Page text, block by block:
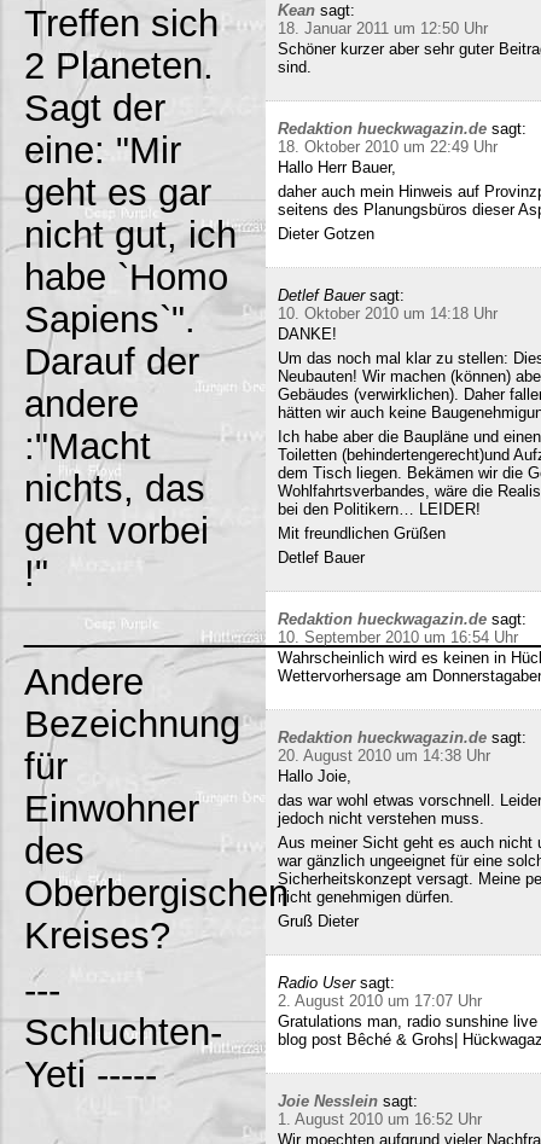
Treffen sich
2 Planeten.
Sagt der
eine: "Mir
geht es gar
nicht gut, ich
habe `Homo
Sapiens`".
Darauf der
andere
:"Macht
nichts, das
geht vorbei
!"
Andere
Bezeichnung
für
Einwohner
des
Oberbergischen
Kreises?
---
Schluchten-
Yeti -----
Kean sagt:
18. Januar 2011 um 12:50 Uhr
Schöner kurzer aber sehr guter
sind.
Redaktion hueckwagazin.de sagt:
18. Oktober 2010 um 22:49 Uhr
Hallo Herr Bauer,
daher auch mein Hinweis auf
seitens des Planungsbüros dieser
Dieter Gotzen
Detlef Bauer sagt:
10. Oktober 2010 um 14:18 Uhr
DANKE!
Um das noch mal klar zu stellen:
Neubauten! Wir machen (können)
Gebäudes (verwirklichen). Daher
hätten wir auch keine
Ich habe aber die Baupläne und
Toiletten (behindertengerecht)und
dem Tisch liegen. Bekämen wir die
Wohlfahrtsverbandes, wäre die
bei den Politikern… LEIDER!
Mit freundlichen Grüßen
Detlef Bauer
Redaktion hueckwagazin.de sagt:
10. September 2010 um 16:54 Uhr
Wahrscheinlich wird es keinen in
Wettervorhersage am
Redaktion hueckwagazin.de sagt:
20. August 2010 um 14:38 Uhr
Hallo Joie,
das war wohl etwas vorschnell.
jedoch nicht verstehen muss.
Aus meiner Sicht geht es auch nicht
war gänzlich ungeeignet für eine
Sicherheitskonzept versagt. Meine
nicht genehmigen dürfen.
Gruß Dieter
Radio User sagt:
2. August 2010 um 17:07 Uhr
Gratulations man, radio sunshine
blog post Bêché & Grohs|
Joie Nesslein sagt:
1. August 2010 um 16:52 Uhr
Wir moechten aufgrund vieler